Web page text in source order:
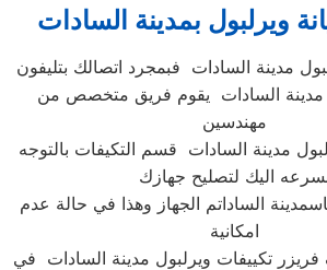
ويرلبول بمدينة السادات
مدينة السادات فبمجرد اتصالك بتليفون
مدينة السادات يقوم فريق متخصص من
مهندسين
مدينة السادات قسم التكيفات بالتوجه
اليك لتصليح جهازك
الساداتم الجهاز وهذا في حالة عدم
امكانية
فريزر تكييفات ويرلبول مدينة السادات في